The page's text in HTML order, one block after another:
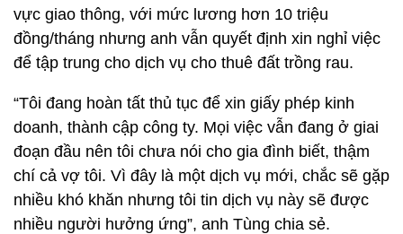
vực giao thông, với mức lương hơn 10 triệu
đồng/tháng nhưng anh vẫn quyết định xin nghỉ việc
để tập trung cho dịch vụ cho thuê đất trồng rau.
“Tôi đang hoàn tất thủ tục để xin giấy phép kinh
doanh, thành cập công ty. Mọi việc vẫn đang ở giai
đoạn đầu nên tôi chưa nói cho gia đình biết, thậm
chí cả vợ tôi. Vì đây là một dịch vụ mới, chắc sẽ gặp
nhiều khó khăn nhưng tôi tin dịch vụ này sẽ được
nhiều người hưởng ứng”, anh Tùng chia sẻ.